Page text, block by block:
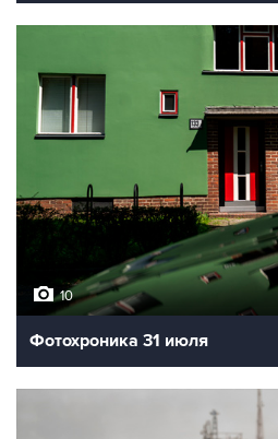
10
Фотохроника 31 июля